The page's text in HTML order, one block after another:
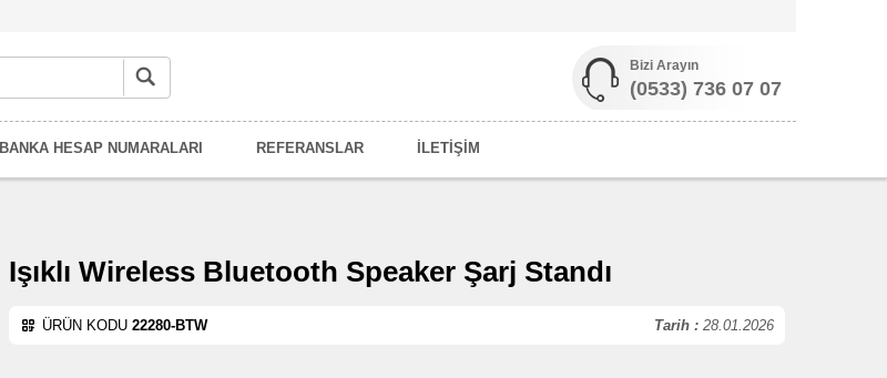
Bizi Arayın
(0533) 736 07 07
BANKA HESAP NUMARALARI REFERANSLAR İLETİŞİM
Işıklı Wireless Bluetooth Speaker Şarj Standı
Tarih : 28.01.2026
ÜRÜN KODU 22280-BTW